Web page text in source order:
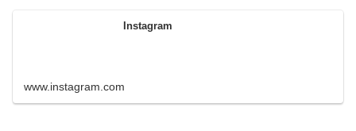
Instagram
www.instagram.com